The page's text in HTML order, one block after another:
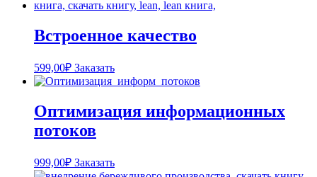
3.590,00₽.
Встроенное качество
599,00₽ Заказать
Оптимизация информационных
потоков
999,00₽ Заказать